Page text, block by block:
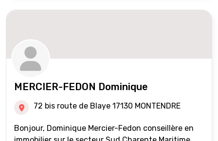
MERCIER-FEDON Dominique
72 bis route de Blaye 17130 MONTENDRE
Bonjour, Dominique Mercier-Fedon conseillère en